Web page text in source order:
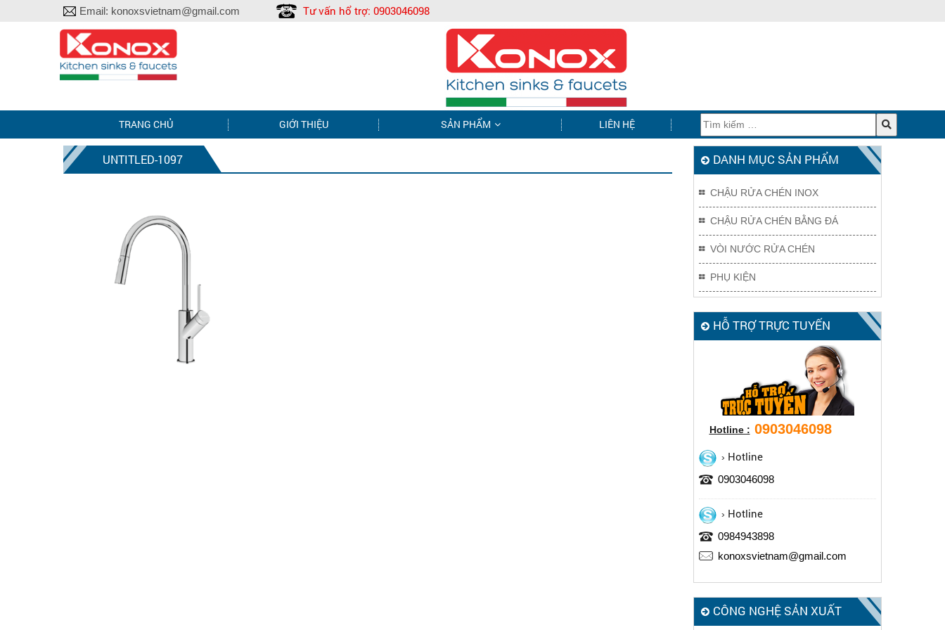
Email: konoxsvietnam@gmail.com Tư vấn hổ trợ: 0903046098
TRANG CHỦ GIỚI THIỆU SẢN PHẨM LIÊN HỆ
UNTITLED-1097 DANH MỤC SẢN PHẨM
CHẬU RỬA CHÉN INOX
CHẬU RỬA CHÉN BẰNG ĐÁ
VÒI NƯỚC RỬA CHÉN
PHỤ KIỆN
HỖ TRỢ TRỰC TUYẾN
Hotline : 0903046098
Hotline
0903046098
Hotline
0984943898
konoxsvietnam@gmail.com
CÔNG NGHỆ SẢN XUẤT